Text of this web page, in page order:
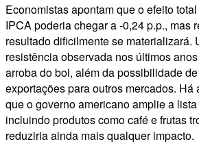
Economistas apontam que o efeito
IPCA poderia chegar a -0,24 p.p., mas
resultado dificilmente se materializará.
resistência observada nos últimos
arroba do boi, além da possibilidade
exportações para outros mercados.
que o governo americano amplie a
incluindo produtos como café e frutas
reduziria ainda mais qualquer impacto.